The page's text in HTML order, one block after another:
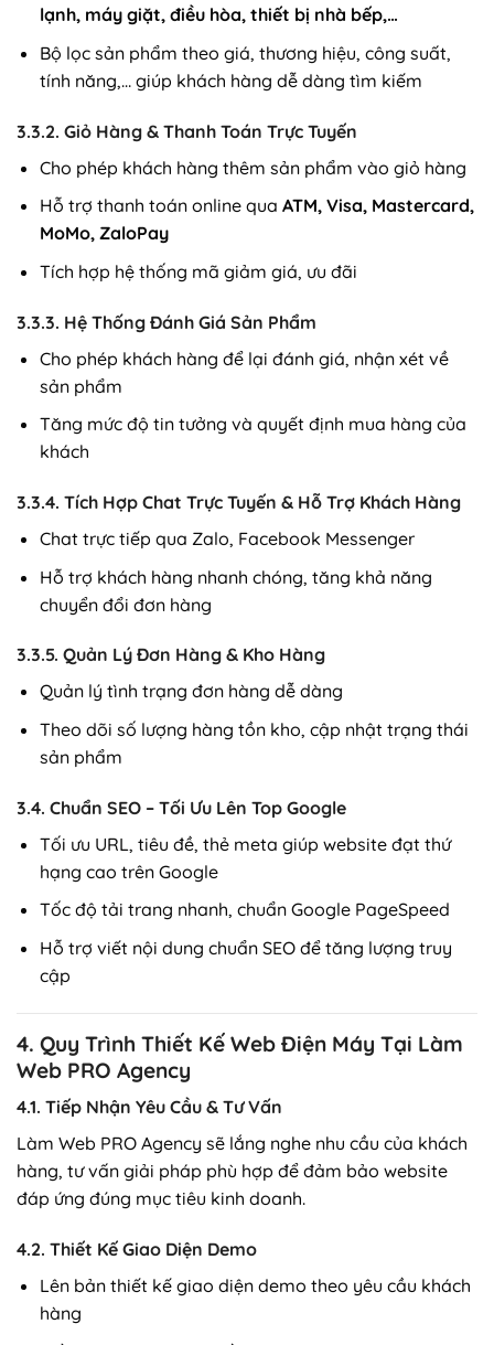
lạnh, máy giặt, điều hòa, thiết bị nhà bếp,…
Bộ lọc sản phẩm theo giá, thương hiệu, công suất,
tính năng,… giúp khách hàng dễ dàng tìm kiếm
3.3.2. Giỏ Hàng & Thanh Toán Trực Tuyến
Cho phép khách hàng thêm sản phẩm vào giỏ hàng
Hỗ trợ thanh toán online qua ATM, Visa, Mastercard,
MoMo, ZaloPay
Tích hợp hệ thống mã giảm giá, ưu đãi
3.3.3. Hệ Thống Đánh Giá Sản Phẩm
Cho phép khách hàng để lại đánh giá, nhận xét về
sản phẩm
Tăng mức độ tin tưởng và quyết định mua hàng của
khách
3.3.4. Tích Hợp Chat Trực Tuyến & Hỗ Trợ Khách Hàng
Chat trực tiếp qua Zalo, Facebook Messenger
Hỗ trợ khách hàng nhanh chóng, tăng khả năng
chuyển đổi đơn hàng
3.3.5. Quản Lý Đơn Hàng & Kho Hàng
Quản lý tình trạng đơn hàng dễ dàng
Theo dõi số lượng hàng tồn kho, cập nhật trạng thái
sản phẩm
3.4. Chuẩn SEO – Tối Ưu Lên Top Google
Tối ưu URL, tiêu đề, thẻ meta giúp website đạt thứ
hạng cao trên Google
Tốc độ tải trang nhanh, chuẩn Google PageSpeed
Hỗ trợ viết nội dung chuẩn SEO để tăng lượng truy
cập
4. Quy Trình Thiết Kế Web Điện Máy Tại Làm
Web PRO Agency
4.1. Tiếp Nhận Yêu Cầu & Tư Vấn
Làm Web PRO Agency sẽ lắng nghe nhu cầu của khách
hàng, tư vấn giải pháp phù hợp để đảm bảo website
đáp ứng đúng mục tiêu kinh doanh.
4.2. Thiết Kế Giao Diện Demo
Lên bản thiết kế giao diện demo theo yêu cầu khách
hàng